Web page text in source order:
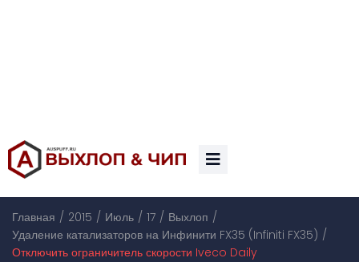
Главная / 2015 / Июль / 17 / Выхлоп /
Удаление катализаторов на Инфинити FX35 (Infiniti FX35) /
Отключить ограничитель скорости Iveco Daily